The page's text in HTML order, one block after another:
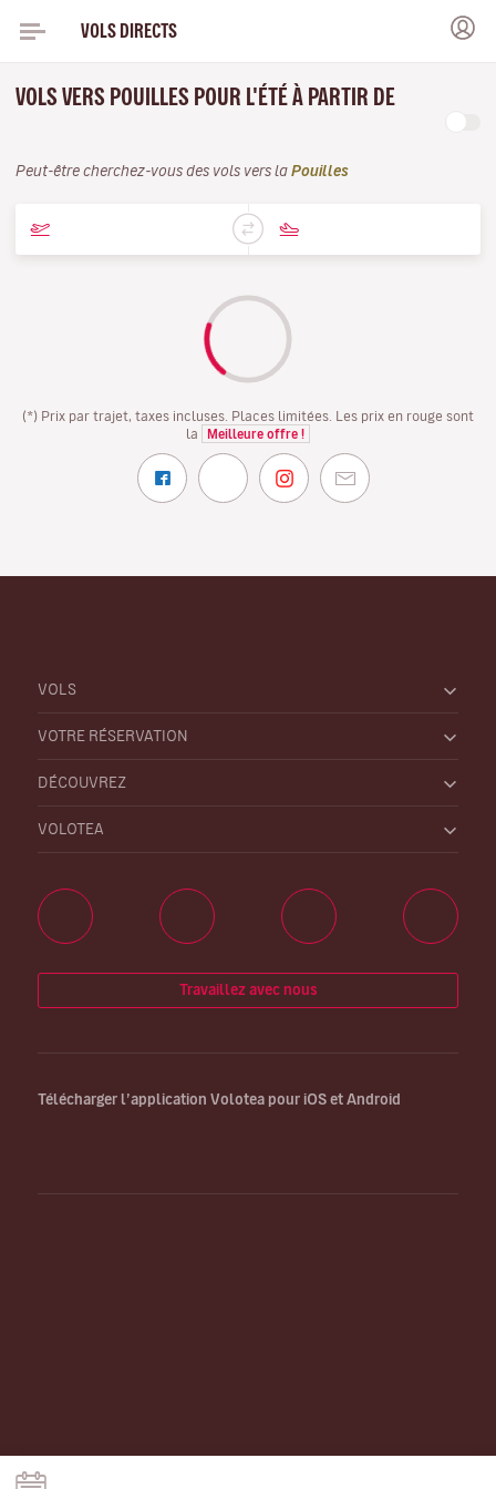
VOLS DIRECTS
VOLS VERS POUILLES POUR L'ÉTÉ À PARTIR DE
Peut-être cherchez-vous des vols vers la Pouilles
(*) Prix par trajet, taxes incluses. Places limitées. Les prix en rouge sont
la
Meilleure offre !
VOLS
VOTRE RÉSERVATION
DÉCOUVREZ
VOLOTEA
Travaillez avec nous
Télécharger l’application Volotea pour iOS et Android